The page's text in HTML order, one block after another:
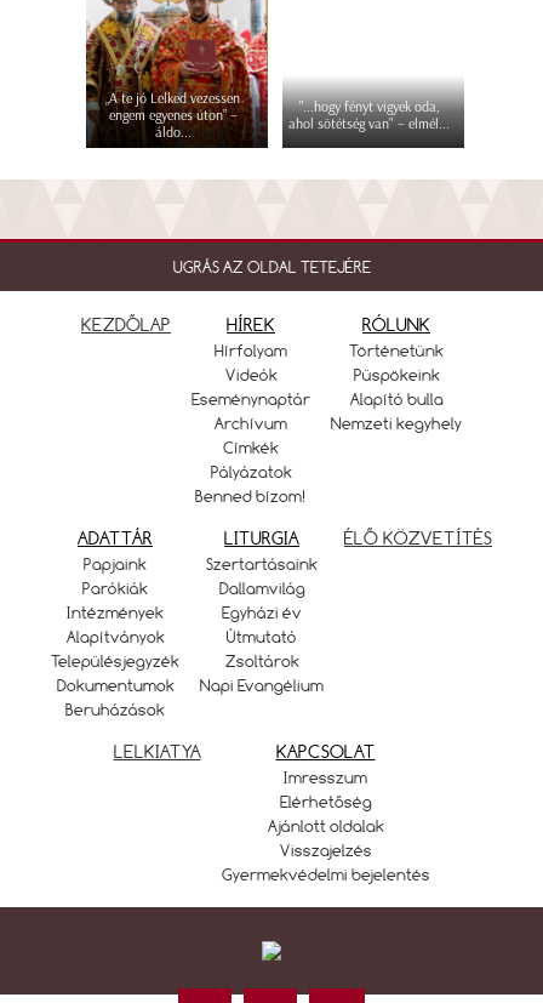
„A te jó Lelked vezessen
engem egyenes úton” –
áldo...
"...hogy fényt vigyek oda,
ahol sötétség van" – elmél...
UGRÁS AZ OLDAL TETEJÉRE
KEZDŐLAP HÍREK
Hírfolyam
Videók
Eseménynaptár
Archívum
Címkék
Pályázatok
Benned bízom!
RÓLUNK
Történetünk
Püspökeink
Alapító bulla
Nemzeti kegyhely
ADATTÁR
Papjaink
Parókiák
Intézmények
Alapítványok
Településjegyzék
Dokumentumok
Beruházások
LITURGIA
Szertartásaink
Dallamvilág
Egyházi év
Útmutató
Zsoltárok
Napi Evangélium
ÉLŐ KÖZVETÍTÉS
LELKIATYA KAPCSOLAT
Imresszum
Elérhetőség
Ajánlott oldalak
Visszajelzés
Gyermekvédelmi bejelentés